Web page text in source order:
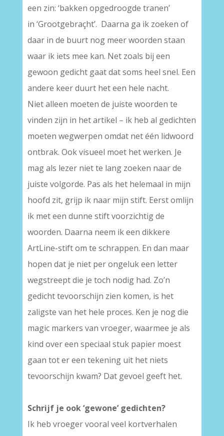
een zin: ‘bakken opgedroogde tranen’
in ‘Grootgebraçht’. Daarna ga ik zoeken of
daar in de buurt nog meer woorden staan
waar ik iets mee kan. Net zoals bij een
gewoon gedicht gaat dat soms heel snel. Een
andere keer duurt het een hele nacht.
Niet alleen moeten de juiste woorden te
vinden zijn in het artikel – ik heb al gedichten
moeten wegwerpen omdat net één lidwoord
ontbrak. Ook visueel moet het werken. Je
mag als lezer niet te lang zoeken naar de
juiste volgorde. Pas als het helemaal in mijn
hoofd zit, grijp ik naar mijn stift. Eerst omlijn
ik met een dunne stift voorzichtig de
woorden. Daarna neem ik een dikkere
ArtLine-stift om te schrappen. En dan maar
hopen dat je niet per ongeluk een letter
wegstreept die je toch nodig had. Zo’n
gedicht tevoorschijn zien komen, is het
zaligste van het hele proces. Ken je nog die
magic markers van vroeger, waarmee je als
kind over een speciaal stuk papier moest
gaan tot er een tekening uit het niets
tevoorschijn kwam? Dat gevoel geeft het.
Schrijf je ook ‘gewone’ gedichten?
Ik heb vroeger vooral veel kortverhalen